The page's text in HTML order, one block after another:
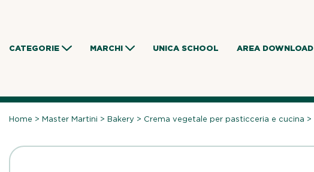
CATEGORIE MARCHI UNICA SCHOOL AREA DOWNLOAD
Home >Master Martini >Bakery > Crema vegetale per pasticceria e cucina >